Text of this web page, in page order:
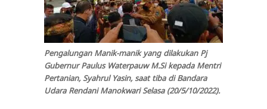
Pengalungan Manik-manik yang dilakukan Pj
Gubernur Paulus Waterpauw M.Si kepada Mentri
Pertanian, Syahrul Yasin, saat tiba di Bandara
Udara Rendani Manokwari Selasa (20/5/10/2022).